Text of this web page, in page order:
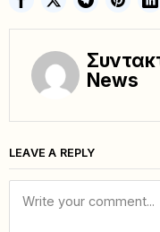
News
LEAVE A REPLY